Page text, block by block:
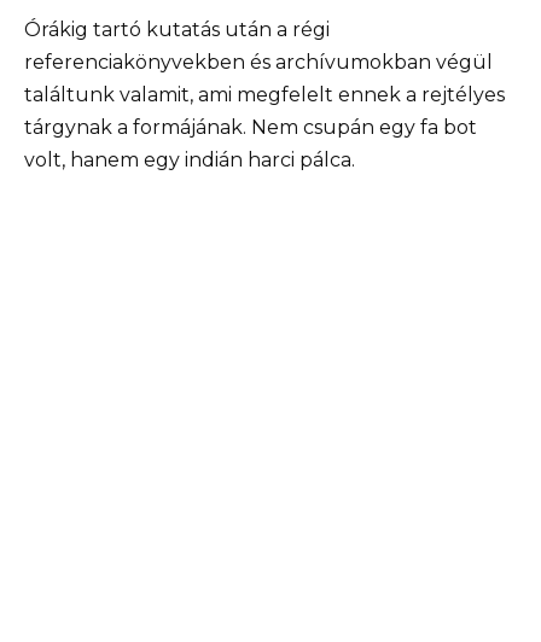
Órákig tartó kutatás után a régi
referenciakönyvekben és archívumokban végül
találtunk valamit, ami megfelelt ennek a rejtélyes
tárgynak a formájának. Nem csupán egy fa bot
volt, hanem egy indián harci pálca.